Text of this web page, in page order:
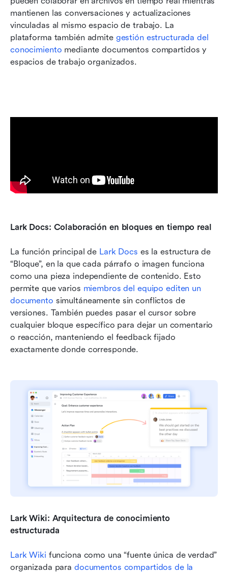
mantienen las conversaciones y actualizaciones
vinculadas al mismo espacio de trabajo. La
plataforma también admite gestión estructurada del
conocimiento mediante documentos compartidos y
espacios de trabajo organizados.
Lark Docs: Colaboración en bloques en tiempo real
La función principal de Lark Docs es la estructura de
“Bloque”, en la que cada párrafo o imagen funciona
como una pieza independiente de contenido. Esto
permite que varios miembros del equipo editen un
documento simultáneamente sin conflictos de
versiones. También puedes pasar el cursor sobre
cualquier bloque específico para dejar un comentario
o reacción, manteniendo el feedback fijado
exactamente donde corresponde.
Lark Wiki: Arquitectura de conocimiento
estructurada
Lark Wiki funciona como una “fuente única de verdad”
organizada para documentos compartidos de la